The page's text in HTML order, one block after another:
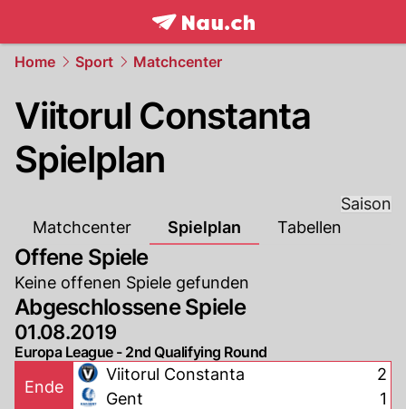
frontpage.NAU.ch
Home Sport Matchcenter
Viitorul Constanta
Spielplan
Saison
Matchcenter
Spielplan Tabellen
Offene Spiele
Keine offenen Spiele gefunden
Abgeschlossene Spiele
01.08.2019
Europa League - 2nd Qualifying Round
Ende
Viitorul Constanta
Gent
2
1